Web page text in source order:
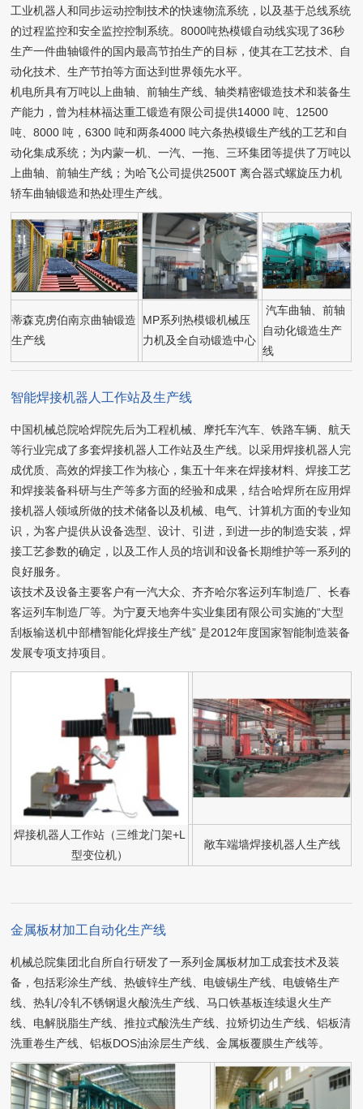
工业机器人和同步运动控制技术的快速物流系统，以及基于总线系统
的过程监控和安全监控控制系统。8000吨热模锻自动线实现了36秒
生产一件曲轴锻件的国内最高节拍生产的目标，使其在工艺技术、自
动化技术、生产节拍等方面达到世界领先水平。
机电所具有万吨以上曲轴、前轴生产线、轴类精密锻造技术和装备生
产能力，曾为桂林福达重工锻造有限公司提供14000 吨、12500
吨、8000 吨，6300 吨和两条4000 吨六条热模锻生产线的工艺和自
动化集成系统；为内蒙一机、一汽、一拖、三环集团等提供了万吨以
上曲轴、前轴生产线；为哈飞公司提供2500T 离合器式螺旋压力机
轿车曲轴锻造和热处理生产线。
蒂森克虏伯南京曲轴锻造
生产线
MP系列热模锻机械压
力机及全自动锻造中心
汽车曲轴、前轴
自动化锻造生产
线
智能焊接机器人工作站及生产线
中国机械总院哈焊院先后为工程机械、摩托车汽车、铁路车辆、航天
等行业完成了多套焊接机器人工作站及生产线。以采用焊接机器人完
成优质、高效的焊接工作为核心，集五十年来在焊接材料、焊接工艺
和焊接装备科研与生产等多方面的经验和成果，结合哈焊所在应用焊
接机器人领域所做的技术储备以及机械、电气、计算机方面的专业知
识，为客户提供从设备选型、设计、引进，到进一步的制造安装，焊
接工艺参数的确定，以及工作人员的培训和设备长期维护等一系列的
良好服务。
该技术及设备主要客户有一汽大众、齐齐哈尔客运列车制造厂、长春
客运列车制造厂等。为宁夏天地奔牛实业集团有限公司实施的“大型
刮板输送机中部槽智能化焊接生产线” 是2012年度国家智能制造装备
发展专项支持项目。
焊接机器人工作站（三维龙门架+L
型变位机）
敞车端墙焊接机器人生产线
金属板材加工自动化生产线
机械总院集团北自所自行研发了一系列金属板材加工成套技术及装
备，包括彩涂生产线、热镀锌生产线、电镀锡生产线、电镀铬生产
线、热轧/冷轧不锈钢退火酸洗生产线、马口铁基板连续退火生产
线、电解脱脂生产线、推拉式酸洗生产线、拉矫切边生产线、铝板清
洗重卷生产线、铝板DOS油涂层生产线、金属板覆膜生产线等。